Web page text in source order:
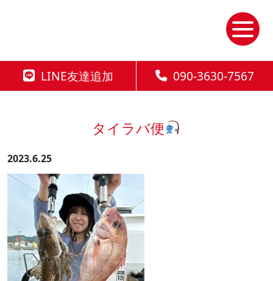
LINE友達追加 090-3630-7567
タイラバ便
2023.6.25